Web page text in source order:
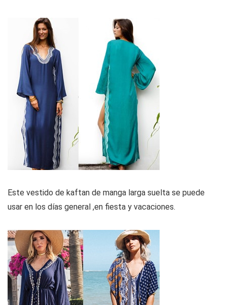
Este vestido de kaftan de manga larga suelta se puede
usar en los días general ,en fiesta y vacaciones.